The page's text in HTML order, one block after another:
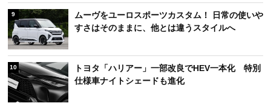
9
ムーヴをユーロスポーツカスタム！ 日常の使いや
すさはそのままに、他とは違うスタイルへ
10
トヨタ「ハリアー」一部改良でHEV一本化 特別
仕様車ナイトシェードも進化